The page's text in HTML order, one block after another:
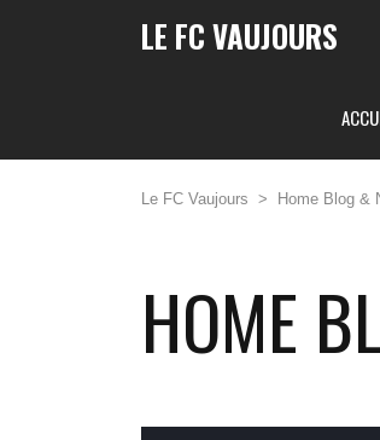
LE FC VAUJOURS
Le FC Vaujours > Home Blog &
HOME